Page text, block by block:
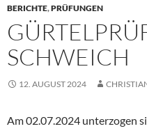
BERICHTE,PRÜFUNGEN
SCHWEICH
12. AUGUST 2024
Am 02.07.2024 unterzogen